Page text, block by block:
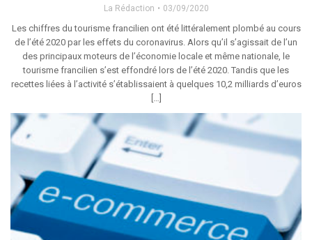
La Rédaction 03/09/2020
Les chiffres du tourisme francilien ont été littéralement plombé au cours
de l’été 2020 par les effets du coronavirus. Alors qu’il s’agissait de l’un
des principaux moteurs de l’économie locale et même nationale, le
tourisme francilien s’est effondré lors de l’été 2020. Tandis que les
recettes liées à l’activité s’établissaient à quelques 10,2 milliards d’euros
[…]